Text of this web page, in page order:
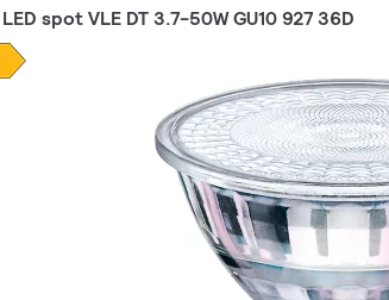
LED spot VLE DT 3.7-50W GU10 927 36D